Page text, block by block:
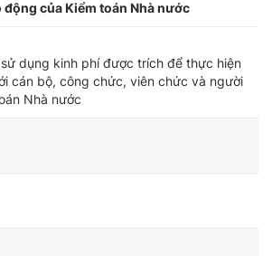
của Kiểm toán Nhà nước
dụng kinh phí được trích để thực hiện
cán bộ, công chức, viên chức và người
Nhà nước